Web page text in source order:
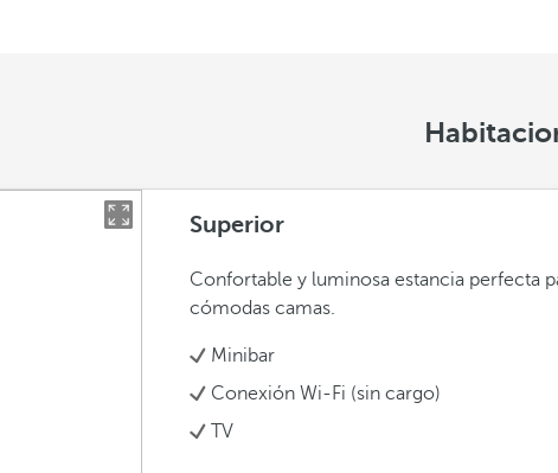
Superior
Confortable y luminosa estancia perfecta
cómodas camas.
Minibar
Conexión Wi-Fi (sin cargo)
TV